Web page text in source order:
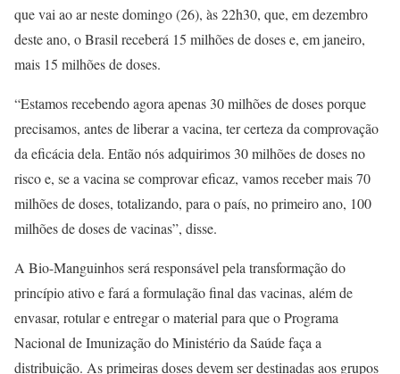
que vai ao ar neste domingo (26), às 22h30, que, em dezembro
deste ano, o Brasil receberá 15 milhões de doses e, em janeiro,
mais 15 milhões de doses.
“Estamos recebendo agora apenas 30 milhões de doses porque
precisamos, antes de liberar a vacina, ter certeza da comprovação
da eficácia dela. Então nós adquirimos 30 milhões de doses no
risco e, se a vacina se comprovar eficaz, vamos receber mais 70
milhões de doses, totalizando, para o país, no primeiro ano, 100
milhões de doses de vacinas”, disse.
A Bio-Manguinhos será responsável pela transformação do
princípio ativo e fará a formulação final das vacinas, além de
envasar, rotular e entregar o material para que o Programa
Nacional de Imunização do Ministério da Saúde faça a
distribuição. As primeiras doses devem ser destinadas aos grupos